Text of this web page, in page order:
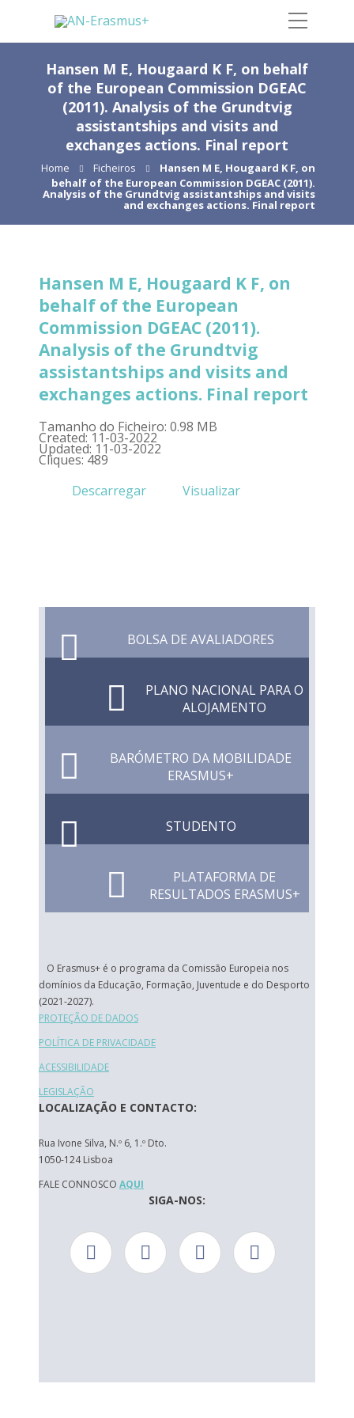
Hansen M E, Hougaard K F, on behalf
of the European Commission DGEAC
(2011). Analysis of the Grundtvig
assistantships and visits and
exchanges actions. Final report
Home Ficheiros
Hansen M E, Hougaard K F, on
behalf of the European Commission DGEAC (2011).
Analysis of the Grundtvig assistantships and visits
and exchanges actions. Final report
Hansen M E, Hougaard K F, on
behalf of the European
Commission DGEAC (2011).
Analysis of the Grundtvig
assistantships and visits and
exchanges actions. Final report
Tamanho do Ficheiro: 0.98 MB
Created: 11-03-2022
Updated: 11-03-2022
Cliques: 489
Descarregar
Visualizar
BOLSA DE AVALIADORES
PLANO NACIONAL PARA O
ALOJAMENTO
BARÓMETRO DA MOBILIDADE
ERASMUS+
STUDENTO
PLATAFORMA DE
RESULTADOS ERASMUS+
O Erasmus+ é o programa da Comissão Europeia nos
domínios da Educação, Formação, Juventude e do Desporto
(2021-2027).
PROTEÇÃO DE DADOS
POLÍTICA DE PRIVACIDADE
ACESSIBILIDADE
LEGISLAÇÃO
LOCALIZAÇÃO E CONTACTO:
Rua Ivone Silva, N.º 6, 1.º Dto.
1050-124 Lisboa
FALE CONNOSCO AQUI
SIGA-NOS: